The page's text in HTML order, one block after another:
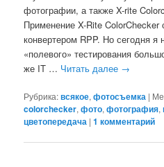
фотографии, а также X-rite
Применение X-Rite ColorChecker
конвертером RPP. Но сегодня я
«полевого» тестирования
же IT … Читать далее →
Рубрика:всякое,фотосъемка |
colorchecker,фото,фотография,
цветопередача |1 комментарий